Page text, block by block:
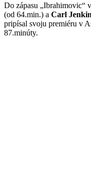
Do zápasu „Ibrahimovic“
(od 64.min.) a Carl
pripísal svoju premiéru v
87.minúty.